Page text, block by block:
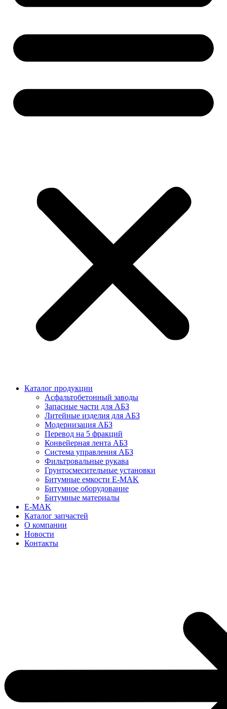
Каталог продукции
Асфальтобетонный заводы
Запасные части для АБЗ
Литейные изделия для АБЗ
Модернизация АБЗ
Перевод на 5 фракций
Конвейерная лента АБЗ
Система управления АБЗ
Фильтровальные рукава
Грунтосмесительные установки
Битумные емкости E-MAK
Битумное оборудование
Битумные материалы
E-MAK
Каталог запчастей
О компании
Новости
Контакты